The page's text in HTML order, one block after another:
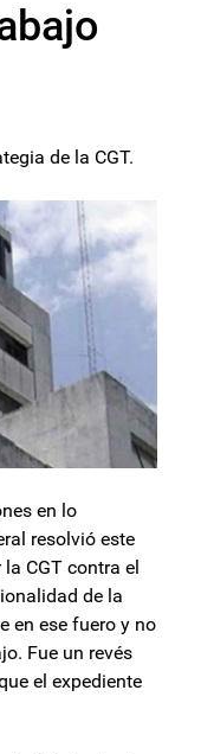
de la CGT.
en lo
resolvió este
CGT contra el
de la
en ese fuero y no
Fue un revés
el expediente